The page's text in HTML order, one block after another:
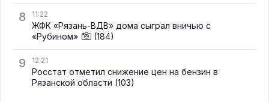
8 11:22
ЖФК «Рязань-ВДВ» дома сыграл вничью с
«Рубином»
(184)
9 12:21
Росстат отметил снижение цен на бензин в
Рязанской области (103)